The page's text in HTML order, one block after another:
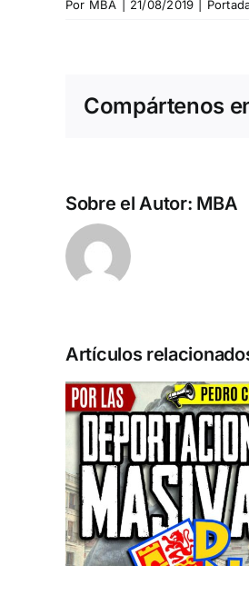
Por MBA 21/08/2019
Compártenos
Sobre el Autor: MBA
Artículos
Acto en
España y
11 DE SEPTIEMBRE: DN